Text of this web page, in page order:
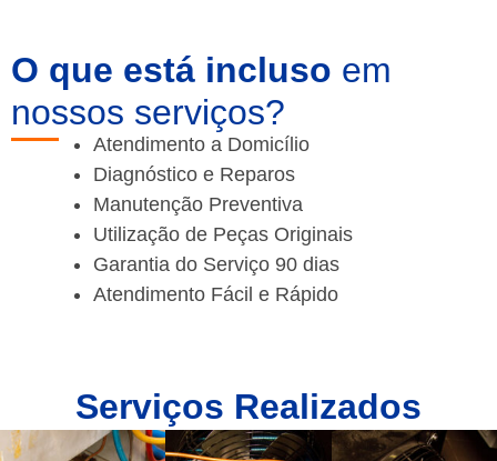
O que está incluso em
nossos serviços?
Atendimento a Domicílio
Diagnóstico e Reparos
Manutenção Preventiva
Utilização de Peças Originais
Garantia do Serviço 90 dias
Atendimento Fácil e Rápido
Serviços Realizados